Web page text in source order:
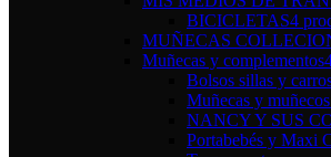
BICICLETAS4
MUÑECAS
Muñecas y complementos
Bolsos sillas y
Muñecas y
NANCY Y SUS
Portabebés y Maxi